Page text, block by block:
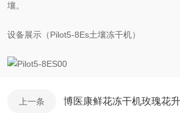
壤。
设备展示（Pilot5-8Es土壤冻干机）
上一条 博医康鲜花冻干机玫瑰花